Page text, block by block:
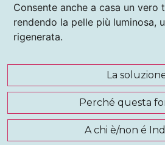
La
Perché questa
A chi è/non é
Consente anche a casa un vero
rendendo la pelle più luminosa,
rigenerata.